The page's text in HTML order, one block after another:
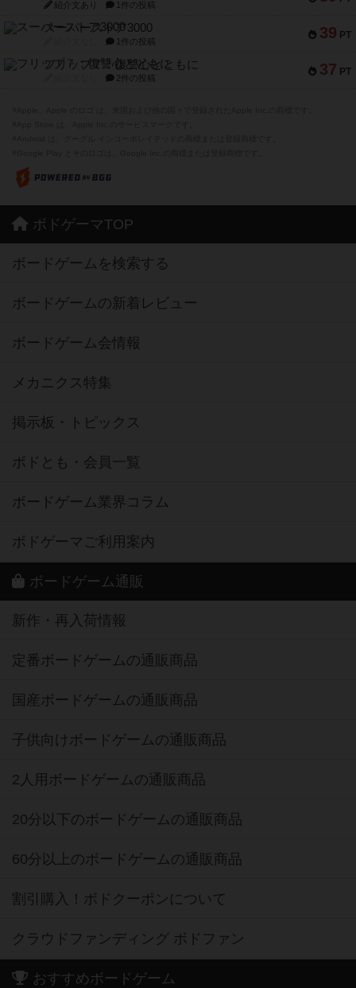
紹介文あり 1件の投稿
39 PT
スーパーストア3000
1件の投稿
37 PT
フリップ７：復讐心とともに
2件の投稿
ボドゲーマTOP
ボードゲームを検索する
ボードゲームの新着レビュー
ボードゲーム会情報
メカニクス特集
掲示板・トピックス
ボドとも・会員一覧
ボードゲーム業界コラム
ボドゲーマご利用案内
ボードゲーム通販
新作・再入荷情報
定番ボードゲームの通販商品
国産ボードゲームの通販商品
子供向けボードゲームの通販商品
2人用ボードゲームの通販商品
20分以下のボードゲームの通販商品
60分以上のボードゲームの通販商品
割引購入！ボドクーポンについて
クラウドファンディング ボドファン
おすすめボードゲーム